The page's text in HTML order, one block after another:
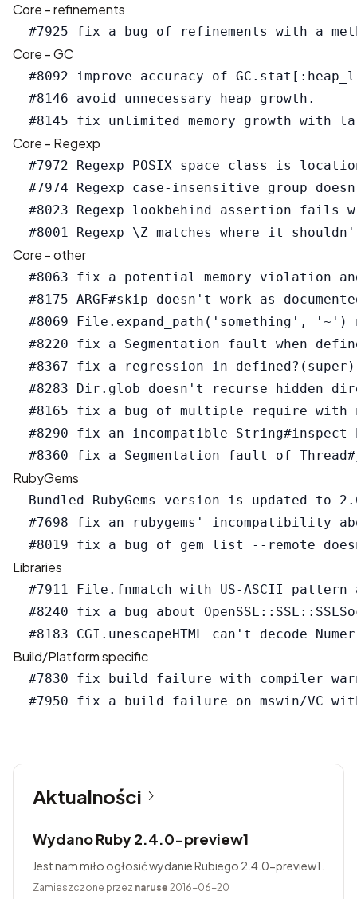
Core - refinements
Core - GC
#8092 improve accuracy of
  #8146 avoid unnecessary heap growth.
Core - Regexp
#7972 Regexp POSIX space class is
#7974 Regexp case-insensitive group
#8023 Regexp lookbehind assertion fails
Core - other
#8063 fix a potential memory violation
#8175 ARGF#skip doesn't work as
#8069 File.expand_path('something', '~')
#8220 fix a Segmentation fault when
#8367 fix a regression in
#8283 Dir.glob doesn't recurse hidden
#8165 fix a bug of multiple require with
#8290 fix an incompatible String#inspect
RubyGems
Bundled RubyGems version is updated to
#7698 fix an rubygems' incompatibility
Libraries
#7911 File.fnmatch with US-ASCII pattern
#8240 fix a bug about
Build/Platform specific
#7830 fix build failure with compiler
Aktualności
Wydano Ruby 2.4.0-preview1
Jest nam miło ogłosić wydanie Rubiego 2.4.0-preview1.
Zamieszczone przez naruse 2016-06-20